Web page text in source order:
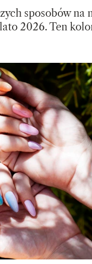
sposobów na
2026. Ten